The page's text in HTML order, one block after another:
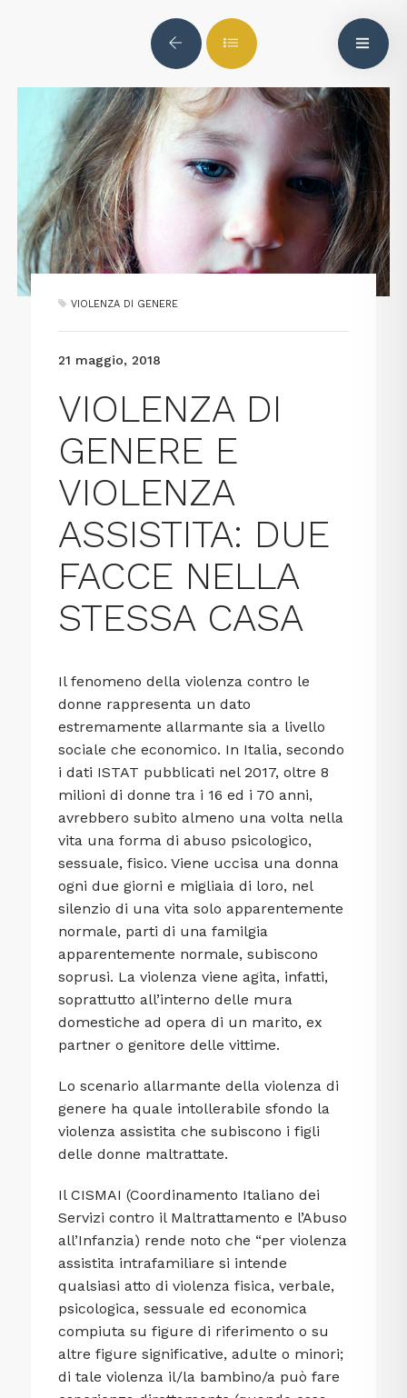
VIOLENZA DI GENERE
21 maggio, 2018
VIOLENZA DI
GENERE E
VIOLENZA
ASSISTITA: DUE
FACCE NELLA
STESSA CASA
Il fenomeno della violenza contro le
donne rappresenta un dato
estremamente allarmante sia a livello
sociale che economico. In Italia, secondo
i dati ISTAT pubblicati nel 2017, oltre 8
milioni di donne tra i 16 ed i 70 anni,
avrebbero subito almeno una volta nella
vita una forma di abuso psicologico,
sessuale, fisico. Viene uccisa una donna
ogni due giorni e migliaia di loro, nel
silenzio di una vita solo apparentemente
normale, parti di una familgia
apparentemente normale, subiscono
soprusi. La violenza viene agita, infatti,
soprattutto all’interno delle mura
domestiche ad opera di un marito, ex
partner o genitore delle vittime.
Lo scenario allarmante della violenza di
genere ha quale intollerabile sfondo la
violenza assistita che subiscono i figli
delle donne maltrattate.
Il CISMAI (Coordinamento Italiano dei
Servizi contro il Maltrattamento e l’Abuso
all’Infanzia) rende noto che “per violenza
assistita intrafamiliare si intende
qualsiasi atto di violenza fisica, verbale,
psicologica, sessuale ed economica
compiuta su figure di riferimento o su
altre figure significative, adulte o minori;
di tale violenza il/la bambino/a può fare